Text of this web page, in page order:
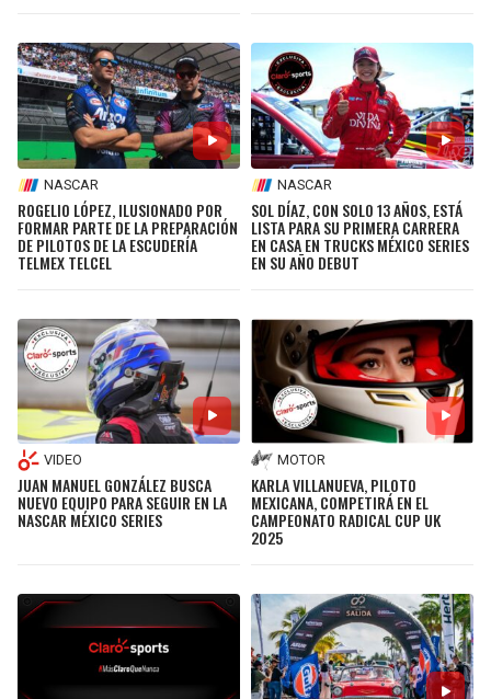
NASCAR
ROGELIO LÓPEZ, ILUSIONADO POR
FORMAR PARTE DE LA PREPARACIÓN
DE PILOTOS DE LA ESCUDERÍA
TELMEX TELCEL
NASCAR
SOL DÍAZ, CON SOLO 13 AÑOS, ESTÁ
LISTA PARA SU PRIMERA CARRERA
EN CASA EN TRUCKS MÉXICO SERIES
EN SU AÑO DEBUT
VIDEO
JUAN MANUEL GONZÁLEZ BUSCA
NUEVO EQUIPO PARA SEGUIR EN LA
NASCAR MÉXICO SERIES
MOTOR
KARLA VILLANUEVA, PILOTO
MEXICANA, COMPETIRÁ EN EL
CAMPEONATO RADICAL CUP UK
2025